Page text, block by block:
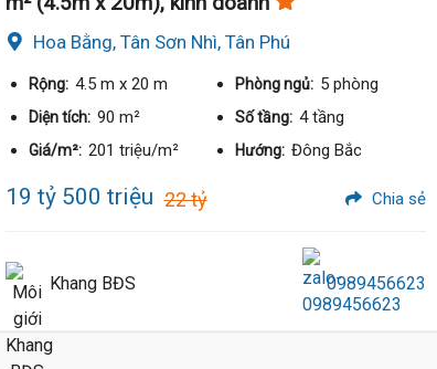
Hoa Bằng, Tân Sơn Nhì, Tân Phú
Rộng: 4.5 m x 20 m Phòng ngủ: 5 phòng
Diện tích: 90 m² Số tầng: 4 tầng
Giá/m²: 201 triệu/m² Hướng: Đông Bắc
19 tỷ 500 triệu 22 tỷ Chia sẻ
Khang BĐS 0989456623